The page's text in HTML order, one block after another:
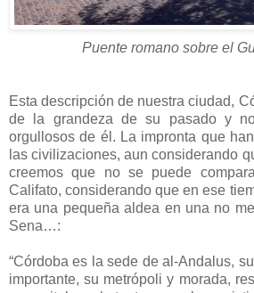
Puente romano sobre el
Esta descripción de nuestra ciudad,
de la grandeza de su pasado y
orgullosos de él. La impronta que
las civilizaciones, aun considerando
creemos que no se puede
Califato, considerando que en ese
era una pequeña aldea en una no
Sena…:
“Córdoba es la sede de al-Andalus,
importante, su metrópoli y morada,